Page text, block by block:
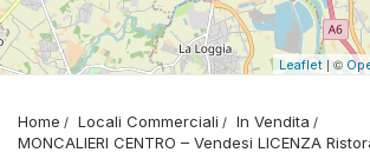
Leaflet | ©
Home Locali Commerciali
In Vendita
MONCALIERI CENTRO – Vendesi LICENZA